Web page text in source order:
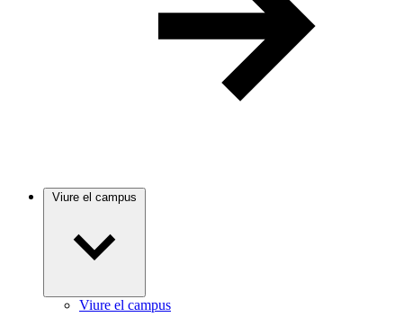
Viure el campus
Viure el campus